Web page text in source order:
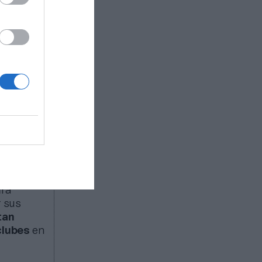
sus
en